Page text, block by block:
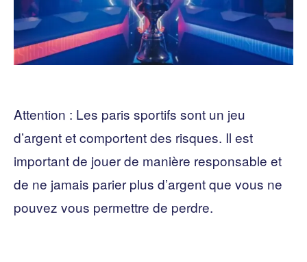
Attention : Les paris sportifs sont un jeu
d’argent et comportent des risques. Il est
important de jouer de manière responsable et
de ne jamais parier plus d’argent que vous ne
pouvez vous permettre de perdre.